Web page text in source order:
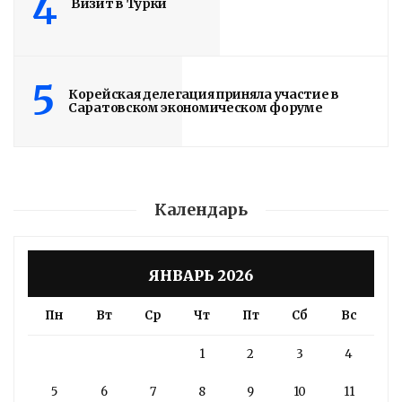
4 Визит в Турки
5
Корейская делегация приняла участие в
Саратовском экономическом форуме
Календарь
ЯНВАРЬ 2026
Пн Вт Ср Чт Пт Сб Вс
1 2 3 4
5 6 7 8 9 10 11